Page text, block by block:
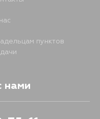
пунктов
нами